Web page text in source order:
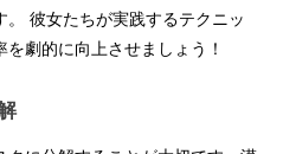
彼女たちが実践するテクニッ
劇的に向上させましょう！